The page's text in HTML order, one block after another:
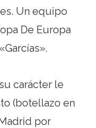
Un equipo
De Europa
carácter le
(botellazo en
por